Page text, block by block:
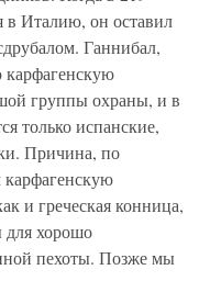
в Италию, он оставил
Ганнибал,
группы охраны, и в
только испанские,
Причина, по
карфагенскую
и греческая конница,
для хорошо
пехоты. Позже мы